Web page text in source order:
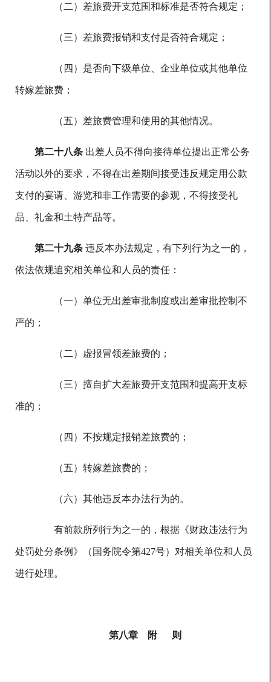
（二）差旅费开支范围和标准是否符合规定；
（三）差旅费报销和支付是否符合规定；
（四）是否向下级单位、企业单位或其他单位
转嫁差旅费；
（五）差旅费管理和使用的其他情况。
第二十八条 出差人员不得向接待单位提出正常公务
活动以外的要求，不得在出差期间接受违反规定用公款
支付的宴请、游览和非工作需要的参观，不得接受礼
品、礼金和土特产品等。
第二十九条 违反本办法规定，有下列行为之一的，
依法依规追究相关单位和人员的责任：
（一）单位无出差审批制度或出差审批控制不
严的；
（二）虚报冒领差旅费的；
（三）擅自扩大差旅费开支范围和提高开支标
准的；
（四）不按规定报销差旅费的；
（五）转嫁差旅费的；
（六）其他违反本办法行为的。
有前款所列行为之一的，根据《财政违法行为
处罚处分条例》（国务院令第427号）对相关单位和人员
进行处理。
第八章 附 则